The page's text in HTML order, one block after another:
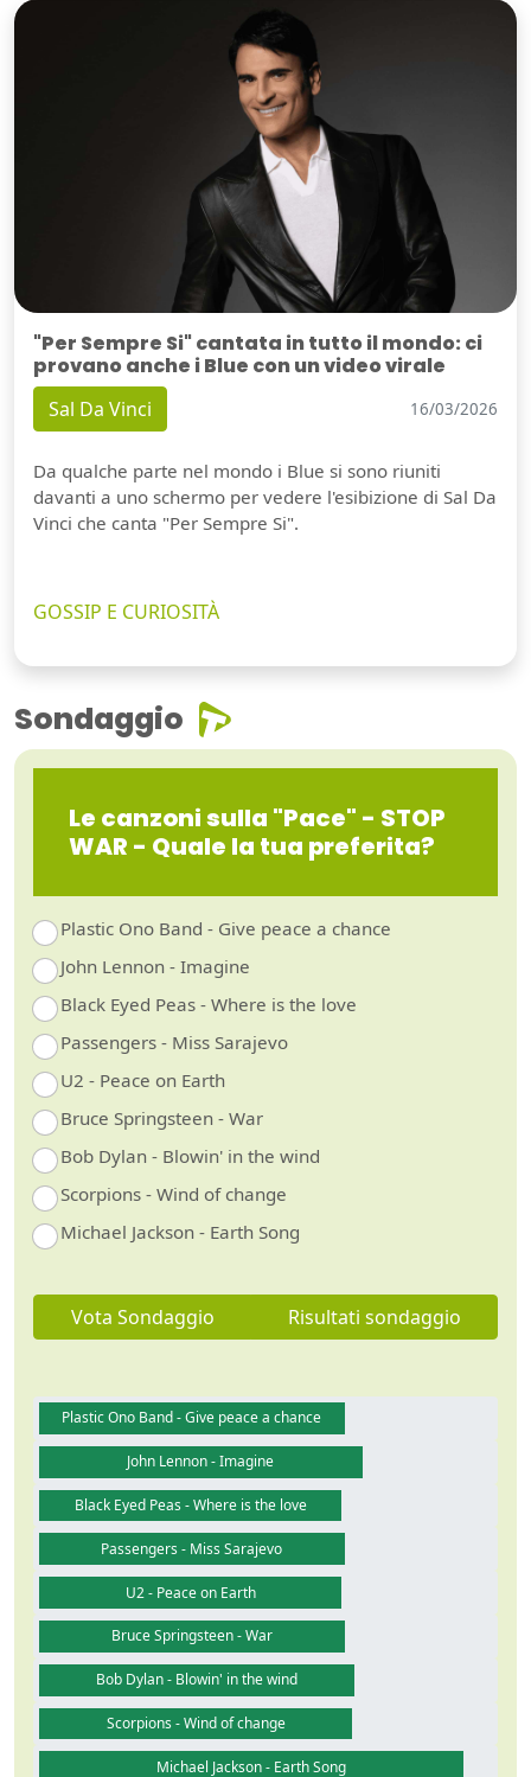
"Per Sempre Si" cantata in tutto il mondo: ci
provano anche i Blue con un video virale
Sal Da Vinci 16/03/2026
Da qualche parte nel mondo i Blue si sono riuniti
davanti a uno schermo per vedere l'esibizione di Sal Da
Vinci che canta "Per Sempre Si".
GOSSIP E CURIOSITÀ
Sondaggio
Le canzoni sulla "Pace" - STOP
WAR - Quale la tua preferita?
Plastic Ono Band - Give peace a chance
John Lennon - Imagine
Black Eyed Peas - Where is the love
Passengers - Miss Sarajevo
U2 - Peace on Earth
Bruce Springsteen - War
Bob Dylan - Blowin' in the wind
Scorpions - Wind of change
Michael Jackson - Earth Song
Vota Sondaggio Risultati sondaggio
Plastic Ono Band - Give peace a chance
John Lennon - Imagine
Black Eyed Peas - Where is the love
Passengers - Miss Sarajevo
U2 - Peace on Earth
Bruce Springsteen - War
Bob Dylan - Blowin' in the wind
Scorpions - Wind of change
Michael Jackson - Earth Song